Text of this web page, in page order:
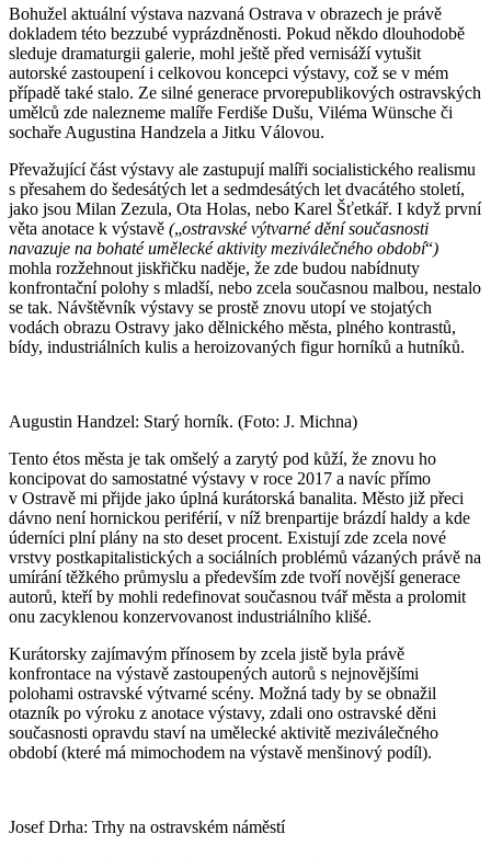
Bohužel aktuální výstava nazvaná Ostrava v obrazech je právě
dokladem této bezzubé vyprázdněnosti. Pokud někdo dlouhodobě
sleduje dramaturgii galerie, mohl ještě před vernisáží vytušit
autorské zastoupení i celkovou koncepci výstavy, což se v mém
případě také stalo. Ze silné generace prvorepublikových ostravských
umělců zde nalezneme malíře Ferdiše Dušu, Viléma Wünsche či
sochaře Augustina Handzela a Jitku Válovou.
Převažující část výstavy ale zastupují malíři socialistického realismu
s přesahem do šedesátých let a sedmdesátých let dvacátého století,
jako jsou Milan Zezula, Ota Holas, nebo Karel Šťetkář. I když první
věta anotace k výstavě („ostravské výtvarné dění současnosti
navazuje na bohaté umělecké aktivity meziválečného období“)
mohla rozžehnout jiskřičku naděje, že zde budou nabídnuty
konfrontační polohy s mladší, nebo zcela současnou malbou, nestalo
se tak. Návštěvník výstavy se prostě znovu utopí ve stojatých
vodách obrazu Ostravy jako dělnického města, plného kontrastů,
bídy, industriálních kulis a heroizovaných figur horníků a hutníků.
Augustin Handzel: Starý horník. (Foto: J. Michna)
Tento étos města je tak omšelý a zarytý pod kůží, že znovu ho
koncipovat do samostatné výstavy v roce 2017 a navíc přímo
v Ostravě mi přijde jako úplná kurátorská banalita. Město již přeci
dávno není hornickou periférií, v níž brenpartije brázdí haldy a kde
úderníci plní plány na sto deset procent. Existují zde zcela nové
vrstvy postkapitalistických a sociálních problémů vázaných právě na
umírání těžkého průmyslu a především zde tvoří novější generace
autorů, kteří by mohli redefinovat současnou tvář města a prolomit
onu zacyklenou konzervovanost industriálního klišé.
Kurátorsky zajímavým přínosem by zcela jistě byla právě
konfrontace na výstavě zastoupených autorů s nejnovějšími
polohami ostravské výtvarné scény. Možná tady by se obnažil
otazník po výroku z anotace výstavy, zdali ono ostravské děni
současnosti opravdu staví na umělecké aktivitě meziválečného
období (které má mimochodem na výstavě menšinový podíl).
Josef Drha: Trhy na ostravském náměstí